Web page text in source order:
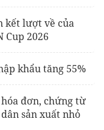
kết lượt về của
Cup 2026
khẩu tăng 55%
đơn, chứng từ
sản xuất nhỏ